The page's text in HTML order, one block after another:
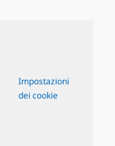
Impostazioni
dei cookie